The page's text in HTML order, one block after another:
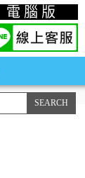
電腦版